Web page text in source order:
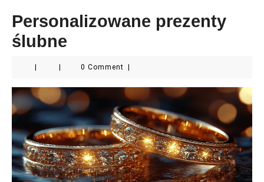
Personalizowane prezenty
ślubne
0 Comment